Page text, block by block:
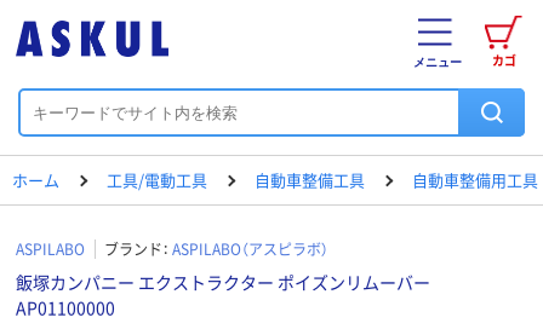
カゴ
メニュー
ホーム 工具/電動工具 自動車整備工具 自動車整備用工具
ASPILABO ブランド： ASPILABO（アスピラボ）
飯塚カンパニー エクストラクター ポイズンリムーバー
AP01100000